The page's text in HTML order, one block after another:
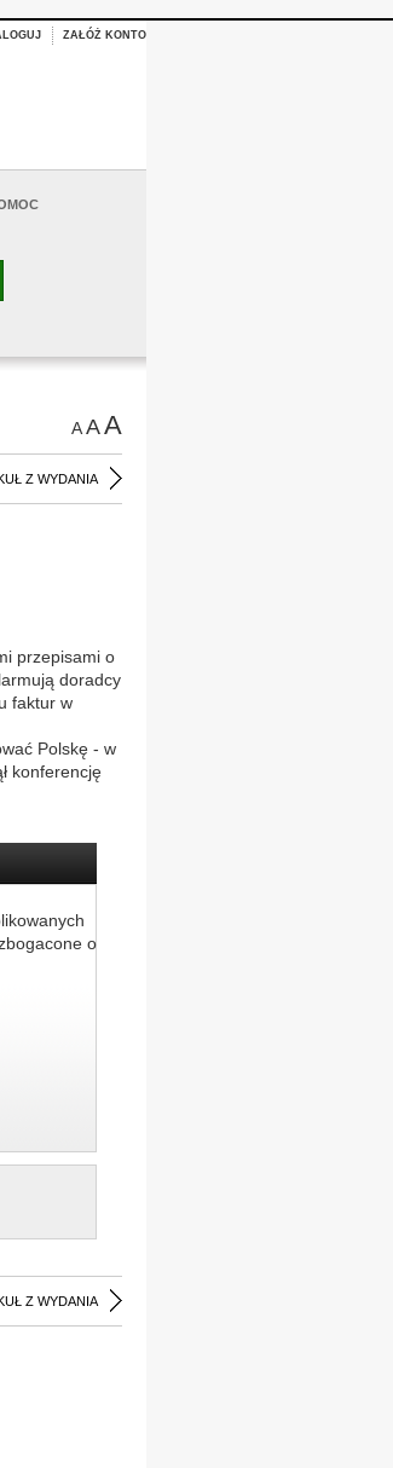
ZAŁÓŻ KONTO
AAA
Z WYDANIA
przepisami o
doradcy
faktur w
Polskę - w
konferencję
o
Z WYDANIA